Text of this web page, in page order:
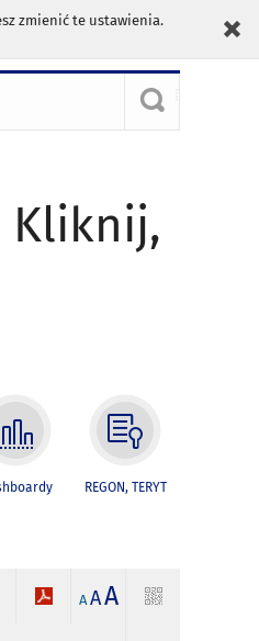
zmienić te ustawienia.
Kliknij,
REGON, TERYT
A AA